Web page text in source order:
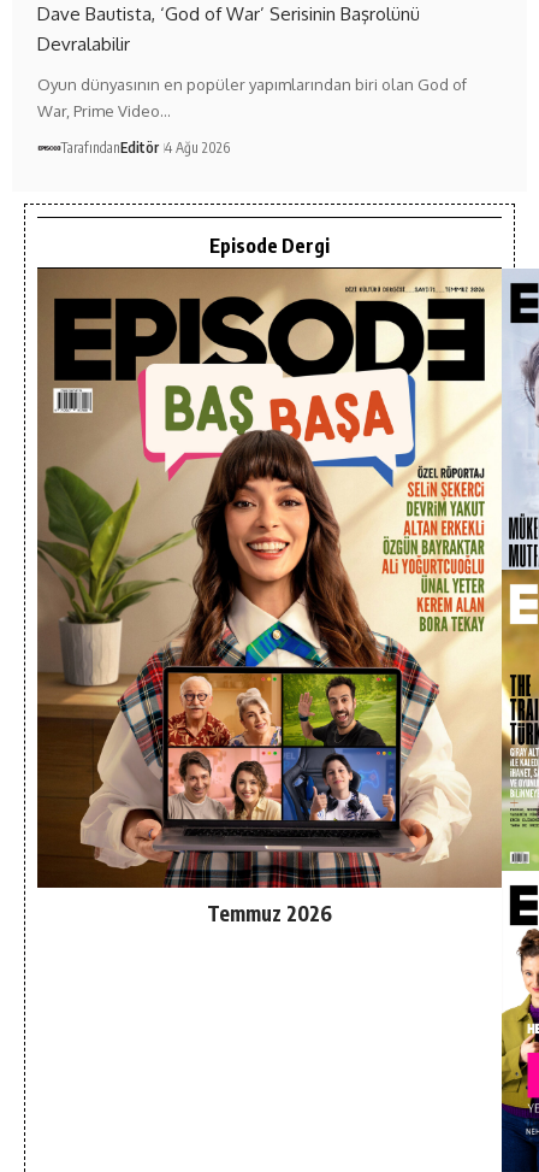
Dave Bautista, ‘God of War’ Serisinin Başrolünü
Devralabilir
Oyun dünyasının en popüler yapımlarından biri olan God of
War, Prime Video…
TarafındanEditör 4 Ağu 2026
Episode Dergi
Temmuz 2026